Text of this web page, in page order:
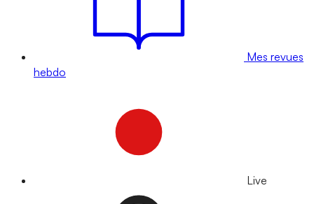
Mes revues
hebdo
Live